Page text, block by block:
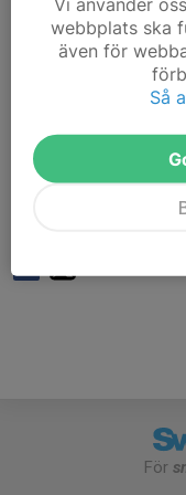
Man måste inte
men ju senare
hinna med att skjuta.
Är det första
hänvisas du till
För
webbplats ska
även för
Så